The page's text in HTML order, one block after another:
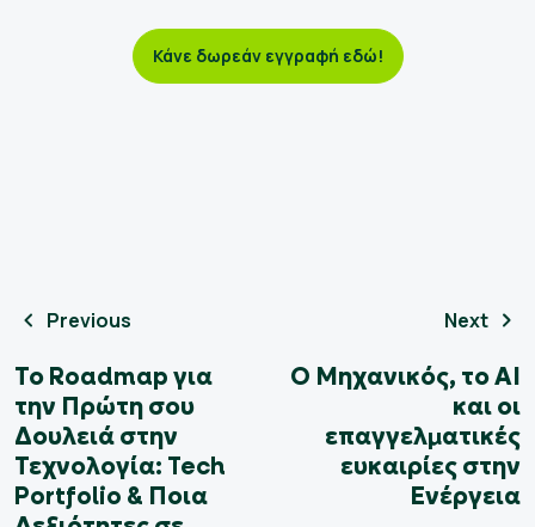
Κάνε δωρεάν εγγραφή εδώ!
Previous
Το Roadmap για
την Πρώτη σου
Δουλειά στην
Τεχνολογία: Tech
Portfolio & Ποια
Next
Ο Μηχανικός, το ΑΙ
και οι
επαγγελματικές
ευκαιρίες στην
Ενέργεια